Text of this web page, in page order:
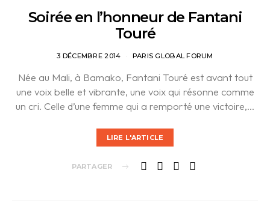
Soirée en l’honneur de Fantani
Touré
3 DÉCEMBRE 2014 PARIS GLOBAL FORUM
Née au Mali, à Bamako, Fantani Touré est avant tout
une voix belle et vibrante, une voix qui résonne comme
un cri. Celle d’une femme qui a remporté une victoire,…
LIRE L'ARTICLE
PARTAGER